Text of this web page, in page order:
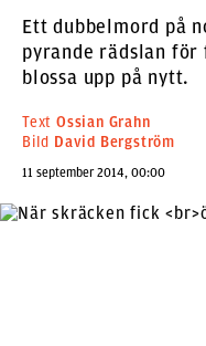
Ett dubbelmord på
pyrande rädslan
blossa upp på nytt.
Text Ossian Grahn
Bild David Bergström
11 september 2014, 00:00